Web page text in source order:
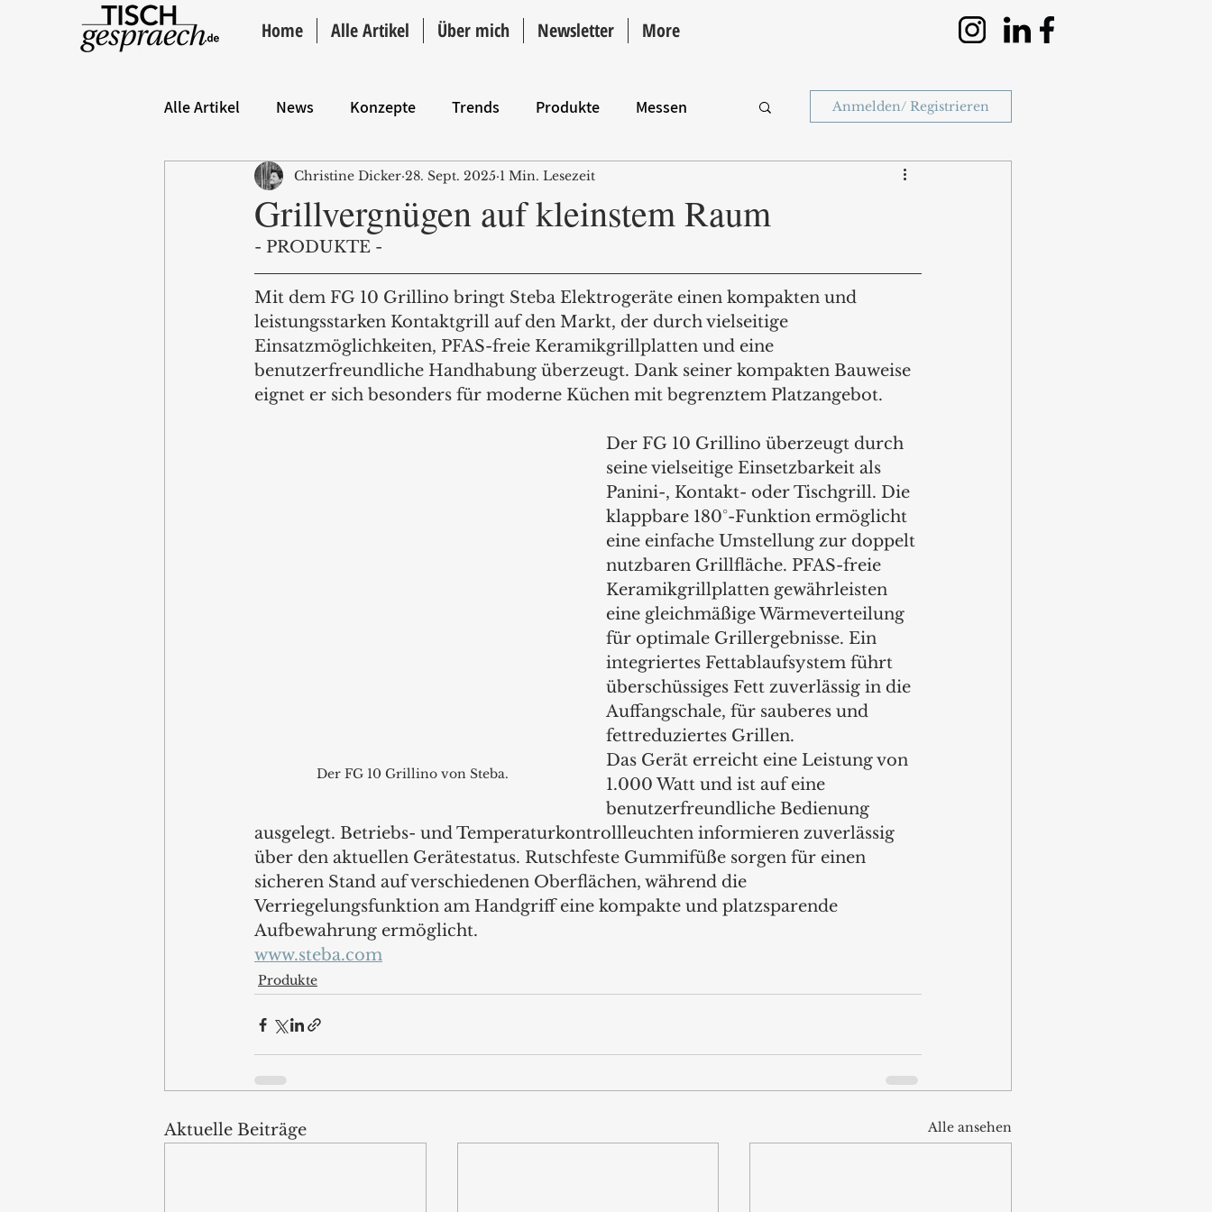
Home Alle Artikel Über mich Newsletter More
Alle Artikel News Konzepte Trends Produkte Messen
Hintergrund ANZEIGE Intro
Anmelden/ Registrieren
Grillvergnügen auf kleinstem Raum
Christine Dicker 28. Sept. 2025 1 Min. Lesezeit
- PRODUKTE -
Mit dem FG 10 Grillino bringt Steba Elektrogeräte einen kompakten und
leistungsstarken Kontaktgrill auf den Markt, der durch vielseitige
Einsatzmöglichkeiten, PFAS-freie Keramikgrillplatten und eine
benutzerfreundliche Handhabung überzeugt. Dank seiner kompakten Bauweise
eignet er sich besonders für moderne Küchen mit begrenztem Platzangebot.
Der FG 10 Grillino von Steba.
Der FG 10 Grillino überzeugt durch
seine vielseitige Einsetzbarkeit als
Panini-, Kontakt- oder Tischgrill. Die
klappbare 180°-Funktion ermöglicht
eine einfache Umstellung zur doppelt
nutzbaren Grillfläche. PFAS-freie
Keramikgrillplatten gewährleisten
eine gleichmäßige Wärmeverteilung
für optimale Grillergebnisse. Ein
integriertes Fettablaufsystem führt
überschüssiges Fett zuverlässig in die
Auffangschale, für sauberes und
fettreduziertes Grillen.
Das Gerät erreicht eine Leistung von
1.000 Watt und ist auf eine
benutzerfreundliche Bedienung
ausgelegt. Betriebs- und Temperaturkontrollleuchten informieren zuverlässig
über den aktuellen Gerätestatus. Rutschfeste Gummifüße sorgen für einen
sicheren Stand auf verschiedenen Oberflächen, während die
Verriegelungsfunktion am Handgriff eine kompakte und platzsparende
Aufbewahrung ermöglicht.
www.steba.com
Produkte
Aktuelle Beiträge Alle ansehen